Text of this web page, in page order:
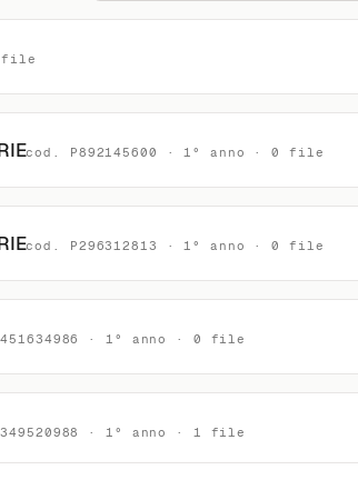
file
cod. P892145600 · 1° anno · 0 file
cod. P296312813 · 1° anno · 0 file
· 1° anno · 0 file
· 1° anno · 1 file